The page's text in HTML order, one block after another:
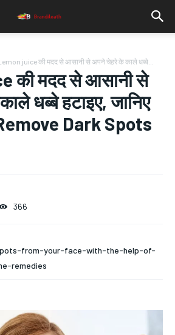
juice की मदद से आसानी से अपने चेहरे के काले धब्बे...
की मदद से आसानी से
धब्बे हटाइए, जानिए
Dark Spots
366
from-your-face-with-the-help-of-
remedies